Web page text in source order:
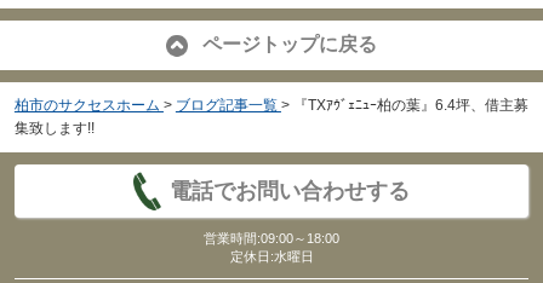
ページトップに戻る
柏市のサクセスホーム > ブログ記事一覧 >
『TXｱｳﾞｪﾆｭｰ柏の葉』6.4坪、借主募
集致します!!
電話でお問い合わせする
営業時間:09:00～18:00
定休日:水曜日